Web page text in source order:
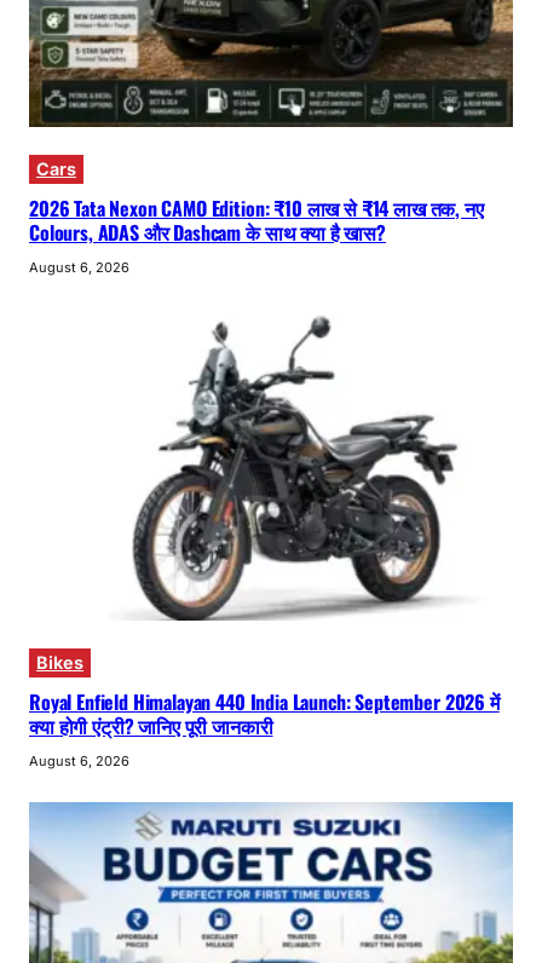
Cars
2026 Tata Nexon CAMO Edition: ₹10 लाख से ₹14 लाख तक, नए
Colours, ADAS और Dashcam के साथ क्या है खास?
August 6, 2026
Bikes
Royal Enfield Himalayan 440 India Launch: September 2026 में
क्या होगी एंट्री? जानिए पूरी जानकारी
August 6, 2026